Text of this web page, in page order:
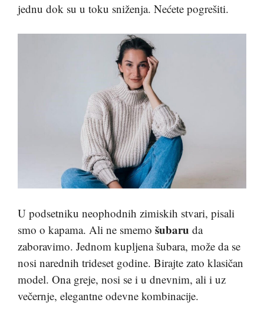
jednu dok su u toku sniženja. Nećete pogrešiti.
U podsetniku neophodnih zimiskih stvari, pisali
smo o kapama. Ali ne smemo šubaru da
zaboravimo. Jednom kupljena šubara, može da se
nosi narednih trideset godine. Birajte zato klasičan
model. Ona greje, nosi se i u dnevnim, ali i uz
večernje, elegantne odevne kombinacije.